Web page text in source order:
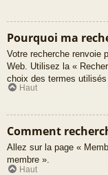
Pourquoi ma
Votre recherche renvoie
Web. Utilisez la «
choix des termes
Haut
Comment
Allez sur la page «
membre ».
Haut